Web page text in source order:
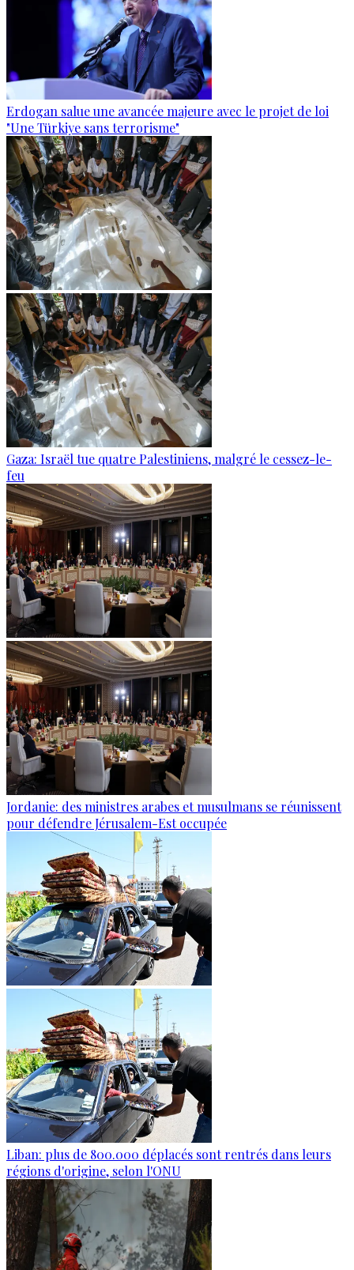
Erdogan salue une avancée majeure avec le projet de loi
"Une Türkiye sans terrorisme"
Gaza: Israël tue quatre Palestiniens, malgré le cessez-le-
feu
Jordanie: des ministres arabes et musulmans se réunissent
pour défendre Jérusalem-Est occupée
Liban: plus de 800.000 déplacés sont rentrés dans leurs
régions d'origine, selon l'ONU